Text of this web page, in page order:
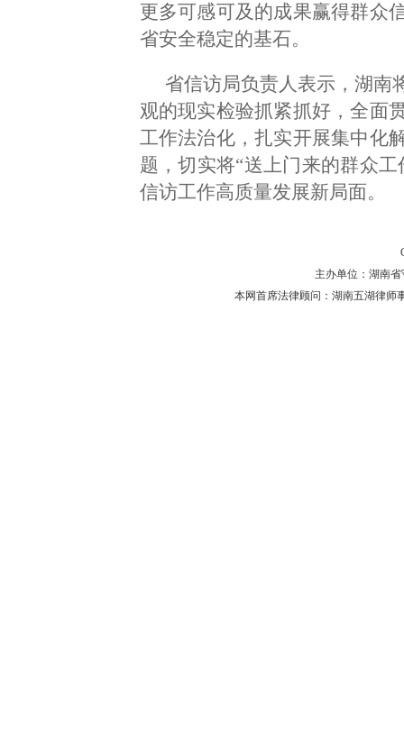
更多可感可及的成果赢得群众
省安全稳定的基石。
省信访局负责人表示，湖南
观的现实检验抓紧抓好，全面
工作法治化，扎实开展集中化
题，切实将“送上门来的群众
信访工作高质量发展新局面。
主办单位：湖南省
本网首席法律顾问：湖南五湖律师